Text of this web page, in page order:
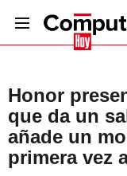
Honor
que da un
añade un
primera vez